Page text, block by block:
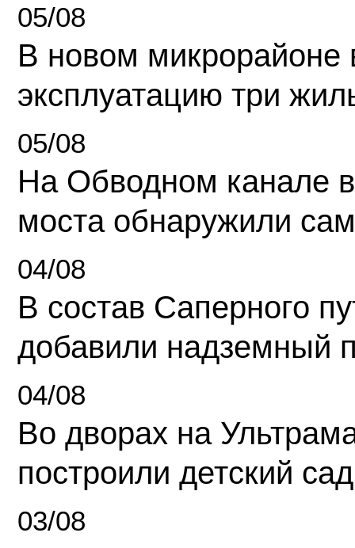
05/08
В новом микрорайоне
эксплуатацию три
05/08
На Обводном канале
моста обнаружили
04/08
В состав Саперного
добавили надземный
04/08
Во дворах на
построили детский сад
03/08